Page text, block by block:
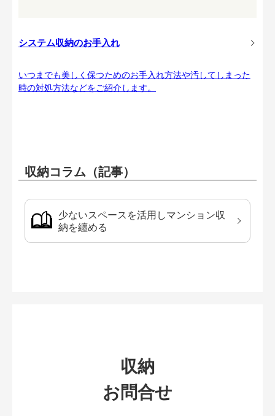
システム収納のお手入れ
いつまでも美しく保つためのお手入れ方法や汚してしまった
時の対処方法などをご紹介します。
収納コラム（記事）
少ないスペースを活用しマンション収
納を纏める
収納
お問合せ